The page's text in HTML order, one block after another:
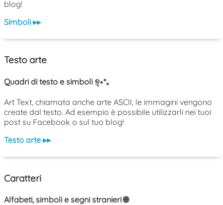
blog!
Simboli ▸▸
Testo arte
Quadri di testo e simboli ୭̥⋆*｡
Art Text, chiamata anche arte ASCII, le immagini vengono
create dal testo. Ad esempio è possibile utilizzarli nei tuoi
post su Facebook o sul tuo blog!
Testo arte ▸▸
Caratteri
Alfabeti, simboli e segni stranieri 🌐